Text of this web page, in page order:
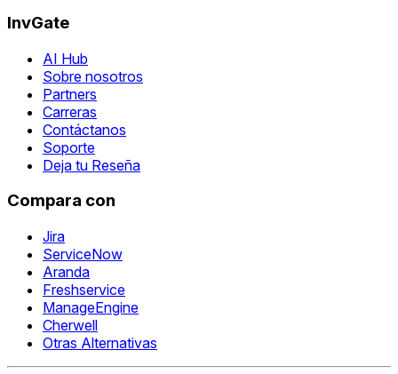
InvGate
AI Hub
Sobre nosotros
Partners
Carreras
Contáctanos
Soporte
Deja tu Reseña
Compara con
Jira
ServiceNow
Aranda
Freshservice
ManageEngine
Cherwell
Otras Alternativas